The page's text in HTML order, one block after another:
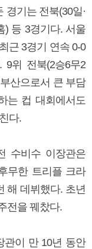
경기는 전북(30일·
) 등 3경기다. 서울
근 3경기 연속 0-0
9위 전북(2승6무2
산으로서 큰 부담
는 컵 대회에서도
다.
수비수 이장관은
무한 트리플 크라
해 데뷔했다. 초년
전을 꿰찼다.
관이 만 10년 동안